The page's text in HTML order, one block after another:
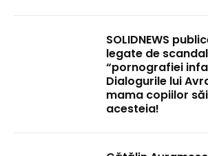
SOLIDNEWS
legate de
“pornografiei
Dialogurile lui
mama copiilor
acesteia!